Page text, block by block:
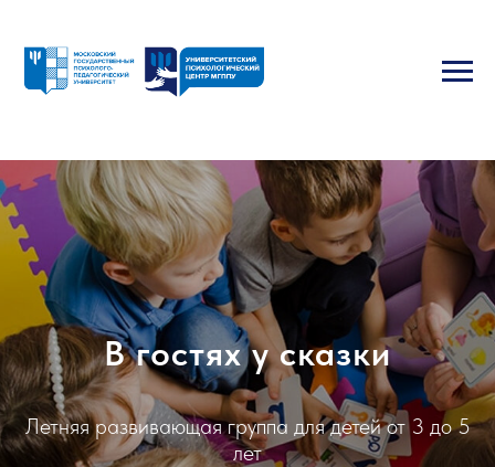
В гостях у сказки
Летняя развивающая группа для детей от 3 до 5
лет